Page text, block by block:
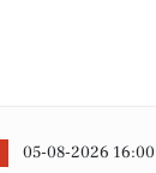
05-08-2026 16:00